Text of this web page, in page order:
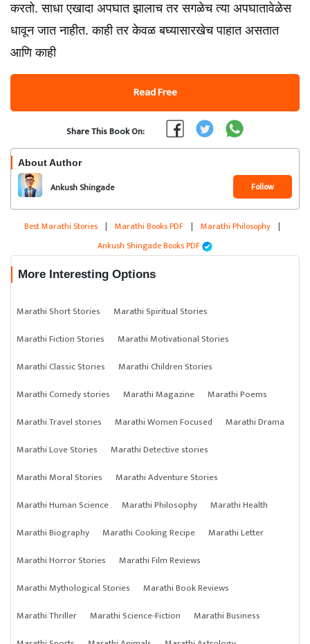
करतो. साधा एखादा अपघात झालाच तर सगळेच त्या अपघातावेळेस
धावून जात नाहीत. काही तर केवळ बघ्यासारखेच पाहात असतात
आणि काही
Read Free
Share This Book On:
About Author
Ankush Shingade Follow
Best Marathi Stories | Marathi Books PDF | Marathi Philosophy |
Ankush Shingade Books PDF
More Interesting Options
Marathi Short Stories
Marathi Spiritual Stories
Marathi Fiction Stories
Marathi Motivational Stories
Marathi Classic Stories
Marathi Children Stories
Marathi Comedy stories
Marathi Magazine
Marathi Poems
Marathi Travel stories
Marathi Women Focused
Marathi Drama
Marathi Love Stories
Marathi Detective stories
Marathi Moral Stories
Marathi Adventure Stories
Marathi Human Science
Marathi Philosophy
Marathi Health
Marathi Biography
Marathi Cooking Recipe
Marathi Letter
Marathi Horror Stories
Marathi Film Reviews
Marathi Mythological Stories
Marathi Book Reviews
Marathi Thriller
Marathi Science-Fiction
Marathi Business